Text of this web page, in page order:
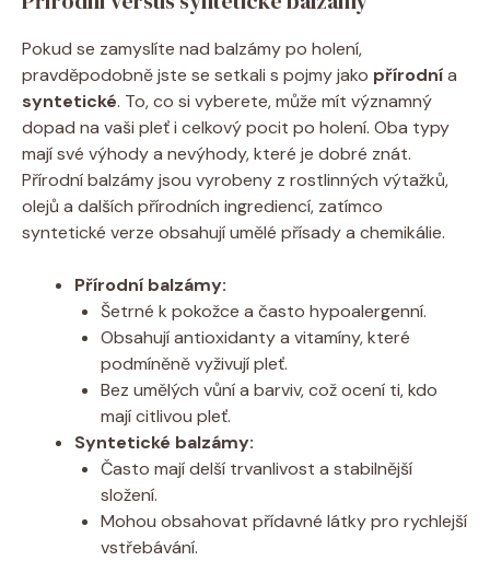
Pokud se zamyslíte nad balzámy po holení,
pravděpodobně jste se setkali s pojmy jako přírodnía
syntetické. To, co si vyberete, může mít významný
dopad na vaši pleť i celkový pocit po holení. Oba typy
mají své výhody a nevýhody, které je dobré znát.
Přírodní balzámy jsou vyrobeny z rostlinných výtažků,
olejů a dalších přírodních ingrediencí, zatímco
syntetické verze obsahují umělé přísady a chemikálie.
Přírodní balzámy:
Šetrné k pokožce a často hypoalergenní.
Obsahují antioxidanty a vitamíny, které
podmíněně vyživují pleť.
Bez umělých vůní a barviv, což ocení ti, kdo
mají citlivou pleť.
Syntetické balzámy:
Často mají delší trvanlivost a stabilnější
složení.
Mohou obsahovat přídavné látky pro rychlejší
vstřebávání.